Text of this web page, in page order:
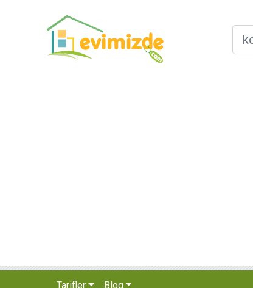
Tarifler Blog